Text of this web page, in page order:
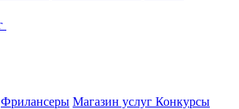
Фрилансеры Магазин услуг Конкурсы